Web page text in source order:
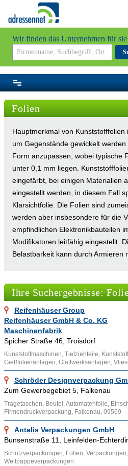
Wir finden das Unternehmen für sie
Folien
Hauptmerkmal von
um Gegenstände gewickelt
Form anzupassen, wobei typische
unter 0,1 mm liegen.
eingefärbt, bei einigen Materialien
eingestellt werden, in diesem Fall
Klarsichtfolie. Die Folien sind
werden aber insbesondere für die
empfindlichen Elektronikbauteilen
Modifikatoren leitfähig eingestellt.
Belastbarkeit kann durch Armieren
etwa bei Folien für Fotokopierer
Kunststofffolien bestehen aus
hoher und niedriger Dichte oder
eignen sich aber auch
verschiedene Polyester sowie
Cellophan aus Cellulose
Kunststofffolie beschichtet sein.
als Verpackung verwendet, der
und der Verkleidung von
in vielen Fällen zur Isolation
verwendet. In der Geotechnik sind
Gebrauch, mit denen unterirdische
isoliert werden oder die bei
Deponiegase benutzt werden.
Ihre Suchergebnisse:
Reifenhäuser Group
Reifenhäuser GmbH & Co. KG
Maschinenfabrik
Spicher Straße 46, Troisdorf
Kunststoffmaschinen, Tiefziehteile,
Gießfolienanlagen, Glättwerksanlagen,
Schröder Designverpackung
Zum Gewerbegebiet 5, Falkenau
Tragetaschen, Beutel, Automatenfolie,
Firmendruckverpackung, Falkenau, 09569
Antalis Verpackungen GmbH
Bunsenstraße 11, Leinfelden-
Schutzverpackungen, Folien,
Wellpappeverpackungen